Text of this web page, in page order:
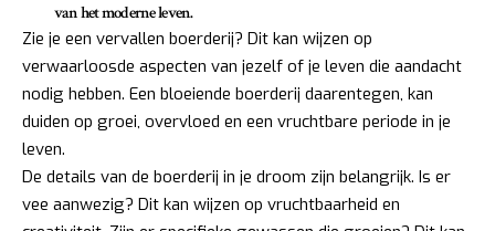
van het moderne leven.
Zie je een vervallen boerderij? Dit kan wijzen op
verwaarloosde aspecten van jezelf of je leven die aandacht
nodig hebben. Een bloeiende boerderij daarentegen, kan
duiden op groei, overvloed en een vruchtbare periode in je
leven.
De details van de boerderij in je droom zijn belangrijk. Is er
vee aanwezig? Dit kan wijzen op vruchtbaarheid en